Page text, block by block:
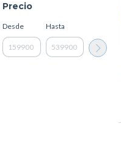
Precio
Desde Hasta